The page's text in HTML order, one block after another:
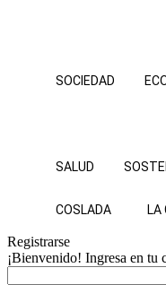
SOCIEDAD
SALUD
COSLADA LA
Registrarse
¡Bienvenido! Ingresa en tu